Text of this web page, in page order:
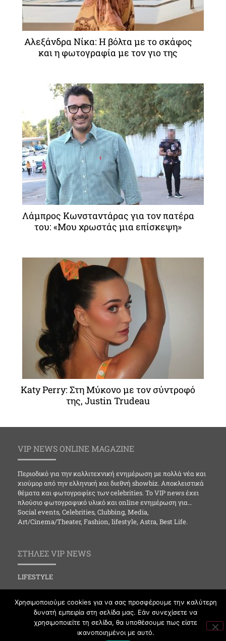
Αλεξάνδρα Νίκα: Η βόλτα με το σκάφος
και η φωτογραφία με τον γιο της
Λάμπρος Κωνσταντάρας για τον πατέρα
του: «Μου χρωστάς μια επίσκεψη»
Katy Perry: Στη Μύκονο με τον σύντροφό
της, Justin Trudeau
VIP NEWS ONLINE MAGAZINE
Περιοδικό για την καλλιτεχνική ενημέρωση με πολλά νέα και
χιούμορ από την ελληνική και διεθνή showbiz. Αποκλειστικά
θέματα και φωτογραφίες των celebrities. Το VIP news έχει
πλούσιο φωτογραφικό υλικό και online ενημέρωση για…
Social events, Celebrities, Clubbing, Media,
Art/Cinema/Theater, Fashion, lifestyle, Astra, Best Life.
ΣΤΗΛΕΣ VIP NEWS
LIFESTYLE
CELEBRITIES
MEDIA
SOCIAL EVENTS
Χρησιμοποιούμε cookies για να σας προσφέρουμε την καλύτερη
δυνατή εμπειρία στη σελίδα μας. Εάν συνεχίσετε να
χρησιμοποιείτε τη σελίδα, θα υποθέσουμε πως είστε
ικανοποιημένοι με αυτό.